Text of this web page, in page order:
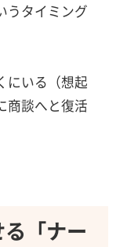
うタイミング
にいる（想起
商談へと復活
「ナー